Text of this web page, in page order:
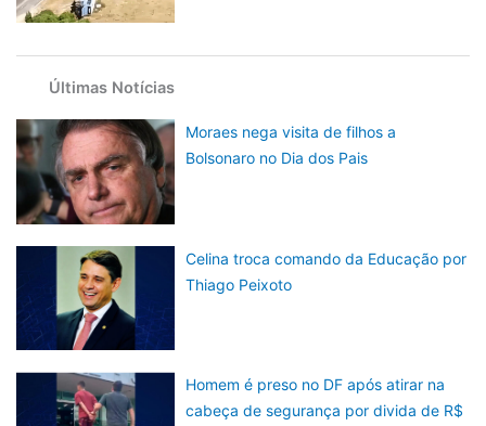
Últimas Notícias
Moraes nega visita de filhos a
Bolsonaro no Dia dos Pais
Celina troca comando da Educação por
Thiago Peixoto
Homem é preso no DF após atirar na
cabeça de segurança por divida de R$